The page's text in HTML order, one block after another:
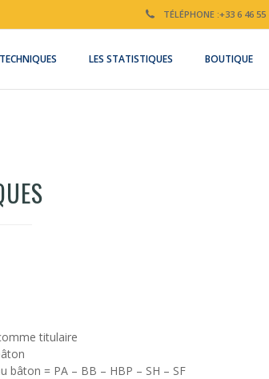
TÉLÉPHONE :+33 6 46 55
TECHNIQUES LES STATISTIQUES BOUTIQUE
titulaire
bâton = PA – BB – HBP – SH – SF